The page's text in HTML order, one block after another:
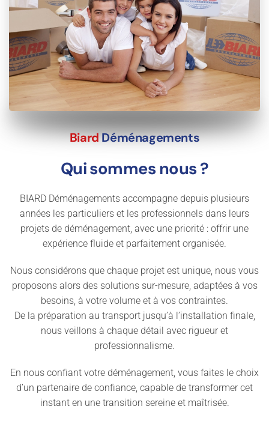
BiardDéménagements
Qui sommes nous ?
BIARD Déménagements accompagne depuis plusieurs
années les particuliers et les professionnels dans leurs
projets de déménagement, avec une priorité : offrir une
expérience fluide et parfaitement organisée.
Nous considérons que chaque projet est unique, nous vous
proposons alors des solutions sur-mesure, adaptées à vos
besoins, à votre volume et à vos contraintes.
De la préparation au transport jusqu’à l’installation finale,
nous veillons à chaque détail avec rigueur et
professionnalisme.
En nous confiant votre déménagement, vous faites le choix
d’un partenaire de confiance, capable de transformer cet
instant en une transition sereine et maîtrisée.